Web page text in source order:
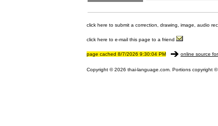
click here to submit a correction, drawing, image, audio
click here to e-mail this page to a friend
page cached 8/7/2026 9:30:04 PM online source
Copyright © 2026 thai-language.com. Portions copyright